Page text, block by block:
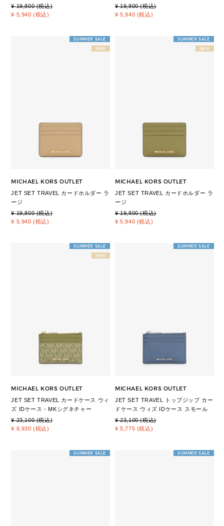
¥ 19,800 (税込)
¥ 5,940 (税込)
¥ 19,800 (税込)
¥ 5,940 (税込)
SUMMER SALE
NEW
MICHAEL KORS OUTLET
JET SET TRAVEL カードホルダー ラ
ージ
¥ 19,800 (税込)
¥ 5,940 (税込)
SUMMER SALE
NEW
MICHAEL KORS OUTLET
JET SET TRAVEL カードホルダー ラ
ージ
¥ 19,800 (税込)
¥ 5,940 (税込)
SUMMER SALE
NEW
MICHAEL KORS OUTLET
JET SET TRAVEL カードケース ウィ
ズ IDケース - MKシグネチャー
¥ 23,100 (税込)
¥ 6,930 (税込)
SUMMER SALE
MICHAEL KORS OUTLET
JET SET TRAVEL トップジップ カー
ドケース ウィズ IDケース スモール
¥ 23,100 (税込)
¥ 5,775 (税込)
SUMMER SALE SUMMER SALE